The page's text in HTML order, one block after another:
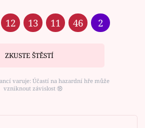
12 13 11 46 2
ZKUSTE ŠTĚSTÍ
varuje: Účastí na hazardní hře může
vzniknout závislost ⑱